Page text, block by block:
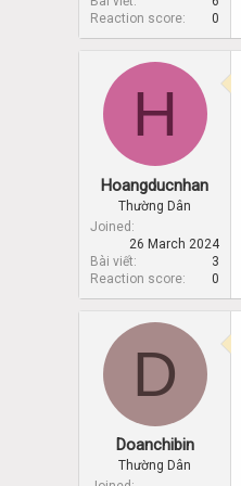
Reaction score
0
H
Hoangducnhan
Thường Dân
Joined
26 March 2024
Bài viết
3
Reaction score
0
D
Doanchibin
Thường Dân